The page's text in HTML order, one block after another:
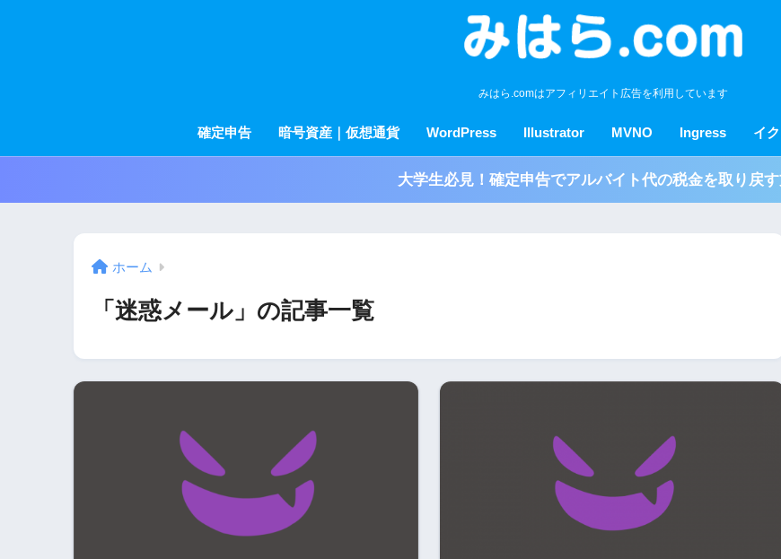
みはら.comはアフィリエイト広告を利用しています
確定申告 暗号資産｜仮想通貨 WordPress Illustrator MVNO Ingress イ
大学生必見！確定申告でアルバイト代の税金を取り戻
ホーム
「迷惑メール」の記事一覧